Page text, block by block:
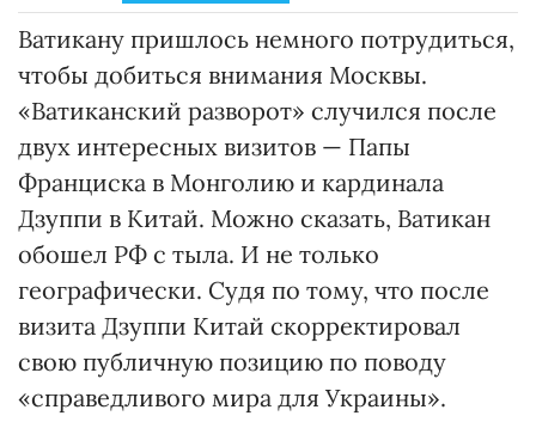
Ватикану пришлось немного потрудиться,
чтобы добиться внимания Москвы.
«Ватиканский разворот» случился после
двух интересных визитов — Папы
Франциска в Монголию и кардинала
Дзуппи в Китай. Можно сказать, Ватикан
обошел РФ с тыла. И не только
географически. Судя по тому, что после
визита Дзуппи Китай скорректировал
свою публичную позицию по поводу
«справедливого мира для Украины».